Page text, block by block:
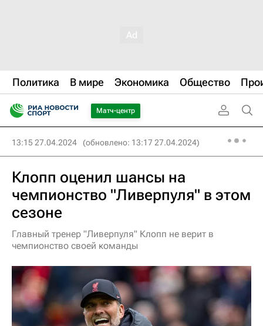
Политика В мире Экономика Общество
Матч-центр
13:15 27.04.2024 (обновлено: 13:17 27.04.2024)
Клопп оценил шансы на
чемпионство "Ливерпуля" в этом
сезоне
Главный тренер "Ливерпуля" Клопп не верит в
чемпионство своей команды